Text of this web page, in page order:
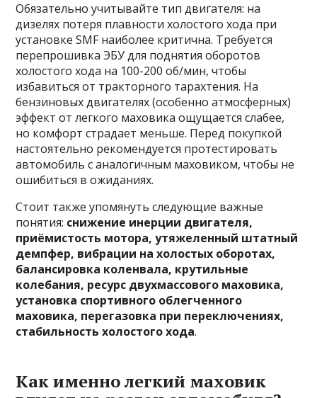
Обязательно учитывайте тип двигателя: на
дизелях потеря плавности холостого хода при
установке SMF наиболее критична. Требуется
перепрошивка ЭБУ для поднятия оборотов
холостого хода на 100-200 об/мин, чтобы
избавиться от тракторного тарахтения. На
бензиновых двигателях (особенно атмосферных)
эффект от легкого маховика ощущается слабее,
но комфорт страдает меньше. Перед покупкой
настоятельно рекомендуется протестировать
автомобиль с аналогичным маховиком, чтобы не
ошибиться в ожиданиях.
Стоит также упомянуть следующие важные
понятия: снижение инерции двигателя,
приёмистость мотора, утяжеленный штатный
демпфер, вибрации на холостых оборотах,
балансировка коленвала, крутильные
колебания, ресурс двухмассового маховика,
установка спортивного облегченного
маховика, перегазовка при переключениях,
стабильность холостого хода.
Как именно легкий маховик